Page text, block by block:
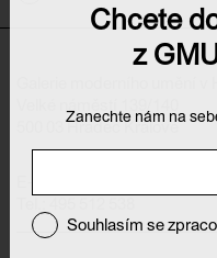
500 03 Hradec Králové
Chcete
z
Zanechte nám na
Souhlasím se